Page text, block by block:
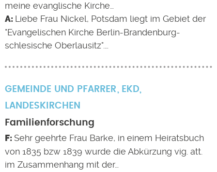
meine evanglische Kirche…
Liebe Frau Nickel, Potsdam liegt im Gebiet der
"Evangelischen Kirche Berlin-Brandenburg-
schlesische Oberlausitz".…
GEMEINDE UND PFARRER EKD,
LANDESKIRCHEN
Familienforschung
Sehr geehrte Frau Barke, in einem Heiratsbuch
von 1835 bzw 1839 wurde die Abkürzung vig. att.
im Zusammenhang mit der…